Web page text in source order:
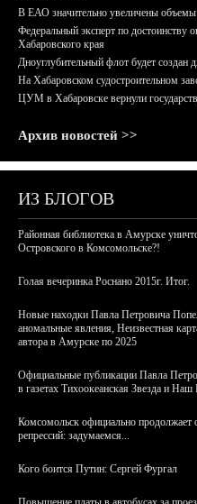
В ЕАО значительно увеличены
Федеральный эксперт по достоинству
Хабаровского края
Дноуглубительный флот будет создан
На Хабаровском судостроительном
ЦУМ в Хабаровске вернули
Архив новостей >>
ИЗ БЛОГОВ
Районная библиотека в Амурске
Островского в Комсомольске?!
Голая вечеринка Роснано 2015г. Итог.
Новые находки Павла Петровича
аномальные явления, Неизвестная
автора в Амурске по 2025
Официальные публикации Павла
в газетах Тихоокеанская Звезда и
Комсомольск официально продолжает
репрессий: задумаемся...
Кого боится Путин: Сергей Фургал